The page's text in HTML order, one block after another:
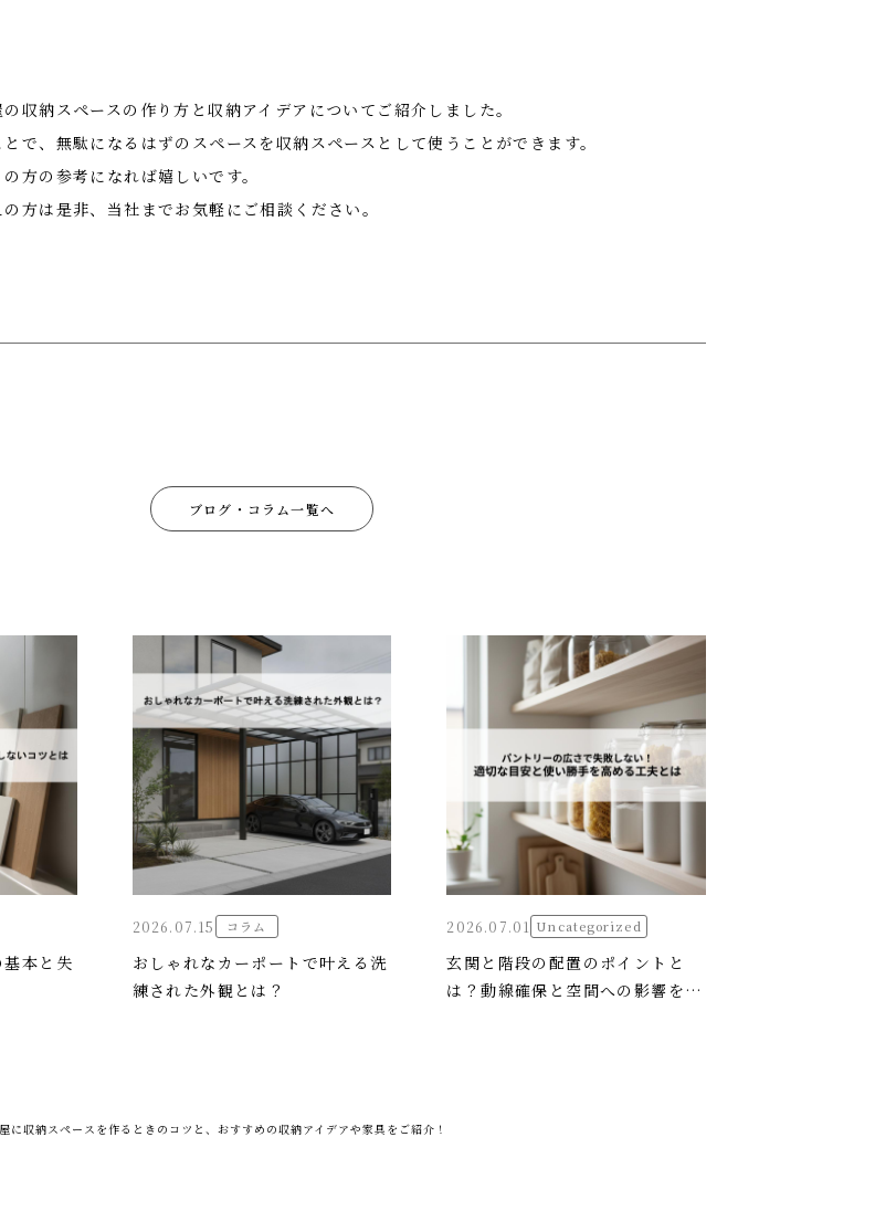
収納スペースの作り方と収納アイデアについてご紹介しました。
で、無駄になるはずのスペースを収納スペースとして使うことができます。
方の参考になれば嬉しいです。
方は是非、当社までお気軽にご相談ください。
ブログ・コラム一覧へ
本と失
2026.07.15 コラム
おしゃれなカーポートで叶える洗
練された外観とは？
2026.07.01 Uncategorized
玄関と階段の配置のポイントと
は？動線確保と空間への影響を解
に収納スペースを作るときのコツと、おすすめの収納アイデアや家具をご紹介！